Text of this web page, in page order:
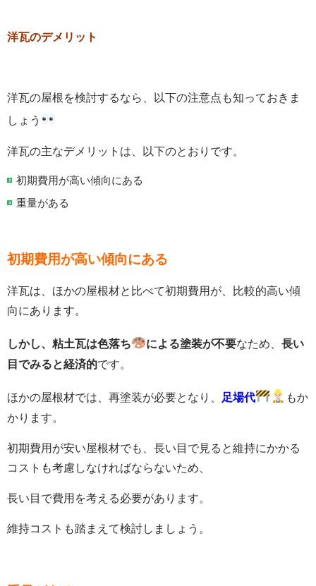
洋瓦のデメリット
洋瓦の屋根を検討するなら、以下の注意点も知っておきま
しょう
洋瓦の主なデメリットは、以下のとおりです。
初期費用が高い傾向にある
重量がある
初期費用が高い傾向にある
洋瓦は、ほかの屋根材と比べて初期費用が、比較的高い傾
向にあります。
しかし、粘土瓦は色落ち による塗装が不要なため、長い
目でみると経済的です。
ほかの屋根材では、再塗装が必要となり、 足場代
もか
かります。
初期費用が安い屋根材でも、長い目で見ると維持にかかる
コストも考慮しなければならないため、
長い目で費用を考える必要があります。
維持コストも踏まえて検討しましょう。